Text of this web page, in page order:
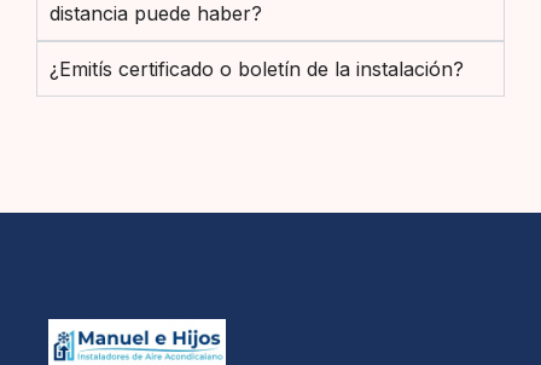
distancia puede haber?
¿Emitís certificado o boletín de la instalación?